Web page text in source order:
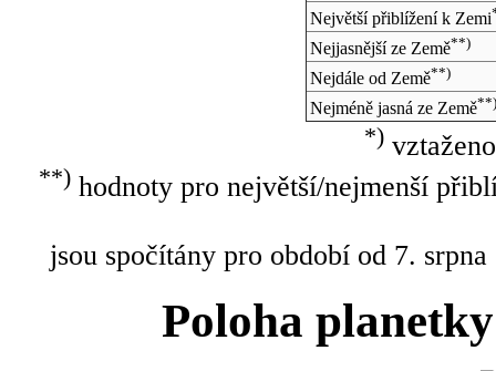
Největší přiblížení k Zemi
Nejjasnější ze Země**)
Nejdále od Země**)
Nejméně jasná ze Země**)
*)
**)hodnoty pro největší/nejmenší
jsou spočítány pro období od 7.
Poloha